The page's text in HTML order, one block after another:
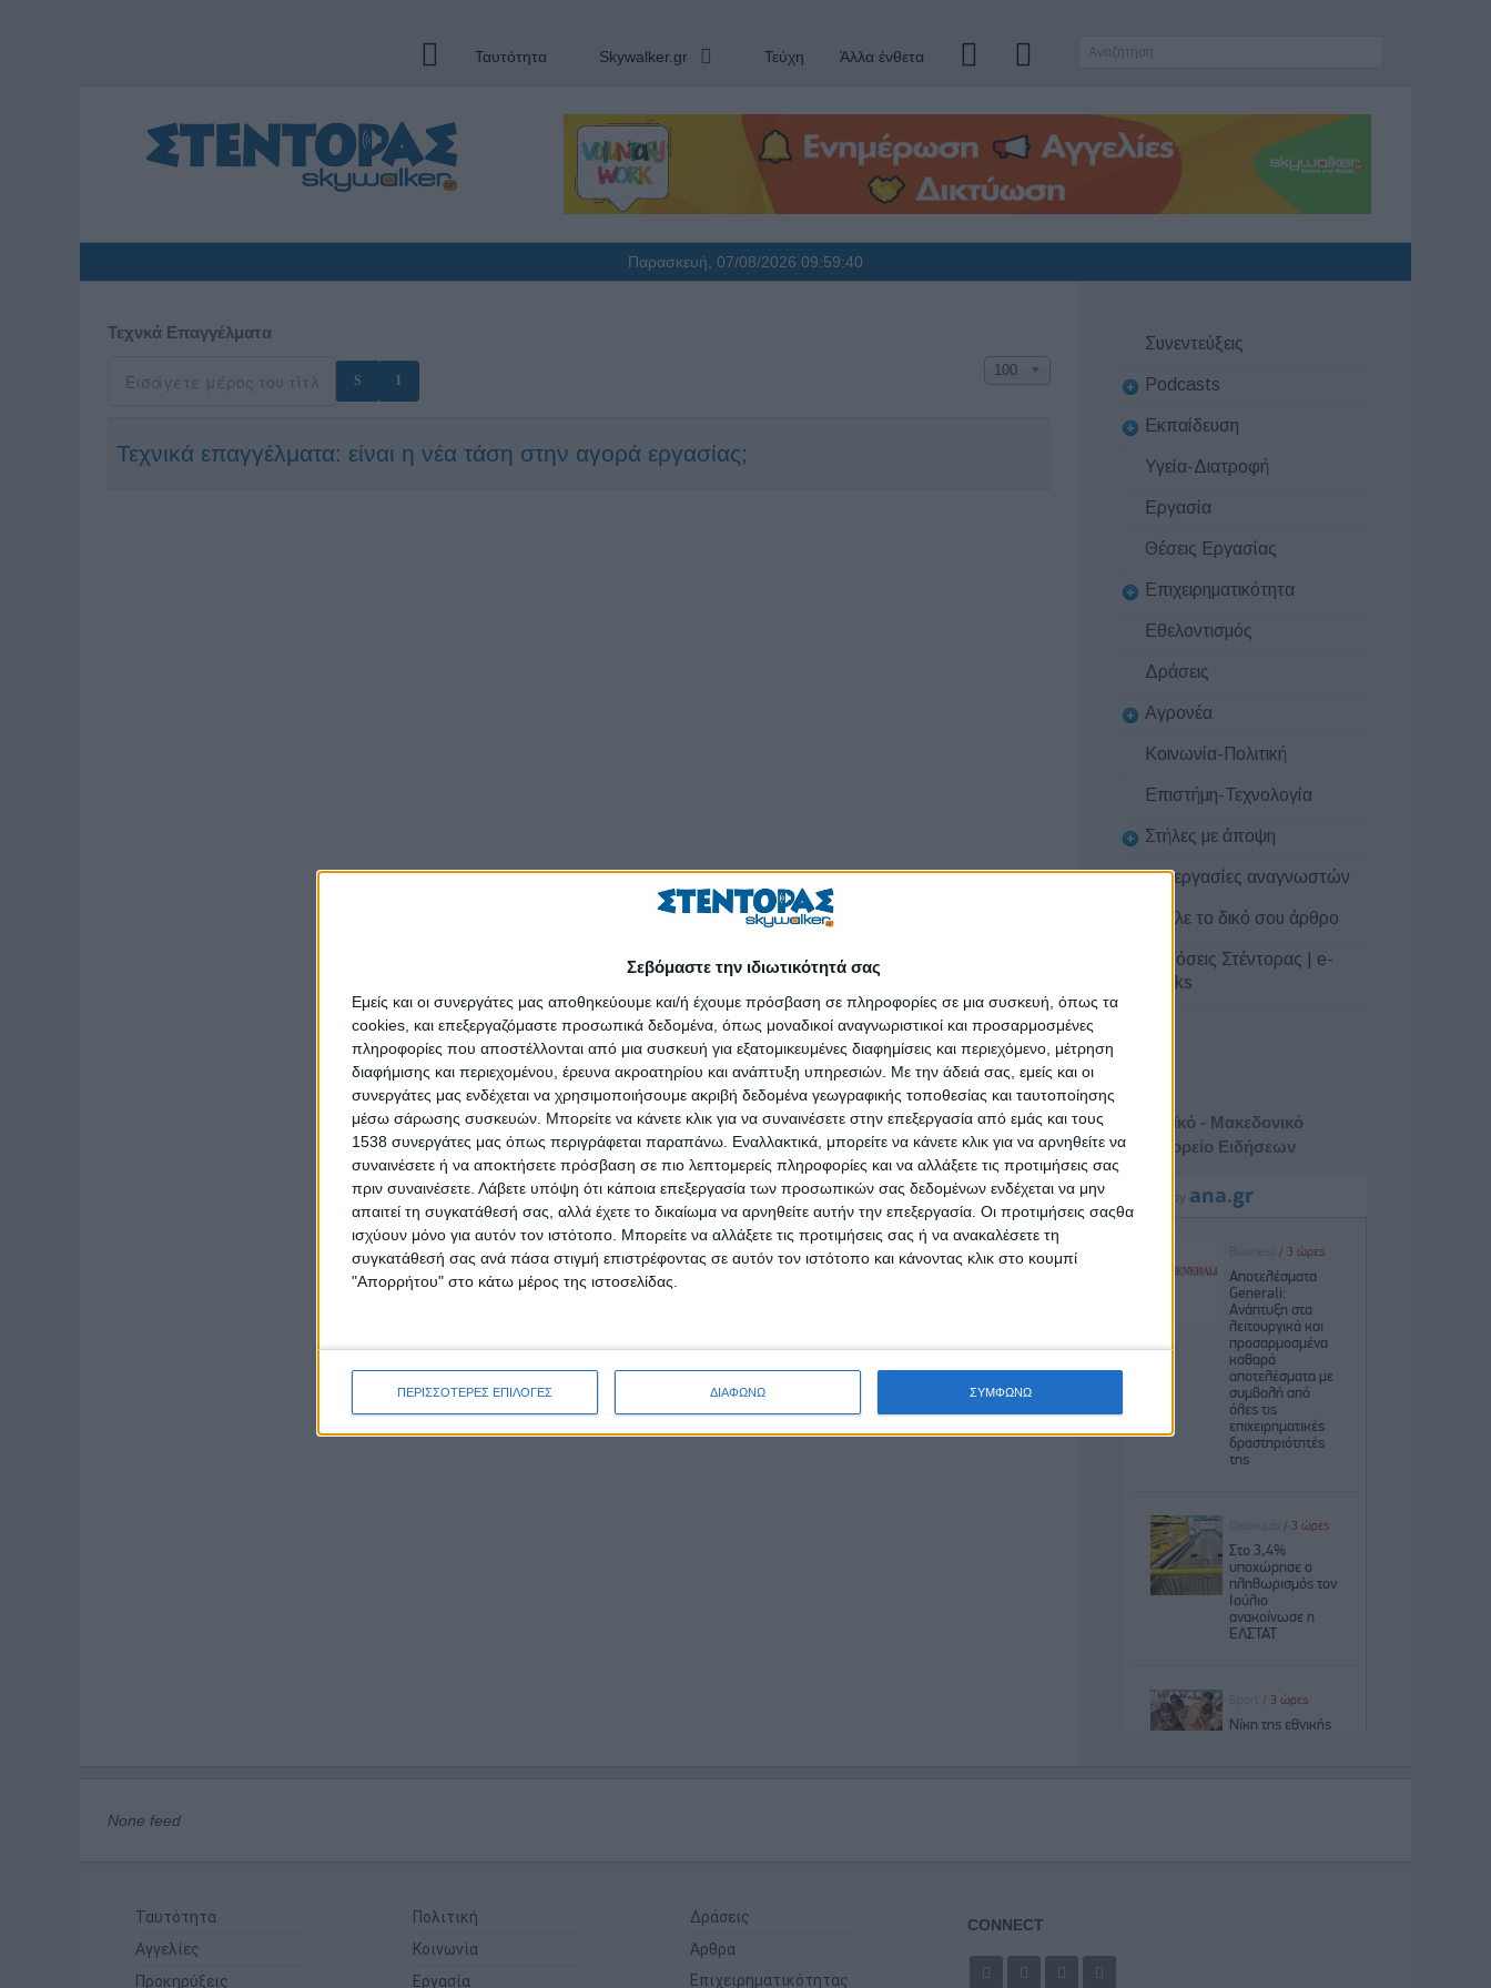
Σεβόμαστε την ιδιωτικότητά σας
Εμείς και οι συνεργάτες μας αποθηκεύουμε και/ή έχουμε πρόσβαση σε πληροφορίες σε μια συσκευή, όπως τα
cookies, και επεξεργαζόμαστε προσωπικά δεδομένα, όπως μοναδικοί αναγνωριστικοί και προσαρμοσμένες
πληροφορίες που αποστέλλονται από μια συσκευή για εξατομικευμένες διαφημίσεις και περιεχόμενο, μέτρηση
διαφήμισης και περιεχομένου, έρευνα ακροατηρίου και ανάπτυξη υπηρεσιών. Με την άδειά σας, εμείς και οι
συνεργάτες μας ενδέχεται να χρησιμοποιήσουμε ακριβή δεδομένα γεωγραφικής τοποθεσίας και ταυτοποίησης
μέσω σάρωσης συσκευών. Μπορείτε να κάνετε κλικ για να συναινέσετε στην επεξεργασία από εμάς και τους
1538 συνεργάτες μας όπως περιγράφεται παραπάνω. Εναλλακτικά, μπορείτε να κάνετε κλικ για να αρνηθείτε να
συναινέσετε ή να αποκτήσετε πρόσβαση σε πιο λεπτομερείς πληροφορίες και να αλλάξετε τις προτιμήσεις σας
πριν συναινέσετε. Λάβετε υπόψη ότι κάποια επεξεργασία των προσωπικών σας δεδομένων ενδέχεται να μην
απαιτεί τη συγκατάθεσή σας, αλλά έχετε το δικαίωμα να αρνηθείτε αυτήν την επεξεργασία. Οι προτιμήσεις σαςθα
ισχύουν μόνο για αυτόν τον ιστότοπο. Μπορείτε να αλλάξετε τις προτιμήσεις σας ή να ανακαλέσετε τη
συγκατάθεσή σας ανά πάσα στιγμή επιστρέφοντας σε αυτόν τον ιστότοπο και κάνοντας κλικ στο κουμπί
"Απορρήτου" στο κάτω μέρος της ιστοσελίδας.
ΠΕΡΙΣΣΟΤΕΡΕΣ ΕΠΙΛΟΓΕΣ ΔΙΑΦΩΝΩ ΣΥΜΦΩΝΩ
Ταυτότητα Skywalker.gr Τεύχη Άλλα ένθετα
Παρασκευή, 07/08/2026 09:59:40
Τεχνκά Επαγγέλματα
100
Τεχνικά επαγγέλματα: είναι η νέα τάση στην αγορά εργασίας;
Συνεντεύξεις
Podcasts
Εκπαίδευση
Υγεία-Διατροφή
Εργασία
Θέσεις Εργασίας
Επιχειρηματικότητα
Εθελοντισμός
Δράσεις
Αγρονέα
Κοινωνία-Πολιτική
Επιστήμη-Τεχνολογία
Στήλες με άποψη
Συνεργασίες αναγνωστών
Στείλε το δικό σου άρθρο
Εκδόσεις Στέντορας | e-
books
Αθηναϊκό - Μακεδονικό
Πρακτορείο Ειδήσεων
None feed
Ταυτότητα
Αγγελίες
Προκηρύξεις
Πολιτική
Κοινωνία
Εργασία
Δράσεις
Άρθρα
Επιχειρηματικότητας
CONNECT